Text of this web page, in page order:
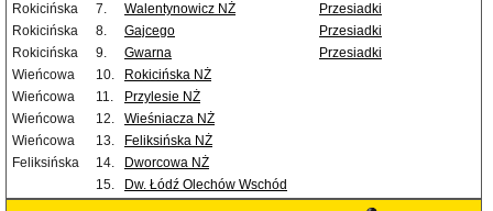
Rokicińska
7. Walentynowicz NŻ
Przesiadki
Rokicińska
8. Gajcego
Przesiadki
Rokicińska
9. Gwarna
Przesiadki
Wieńcowa
10.
Rokicińska NŻ
Wieńcowa
11.
Przylesie NŻ
Wieńcowa
12.
Wieśniacza NŻ
Wieńcowa
13.
Feliksińska NŻ
Feliksińska
14.
Dworcowa NŻ
15.
Dw. Łódź Olechów Wschód